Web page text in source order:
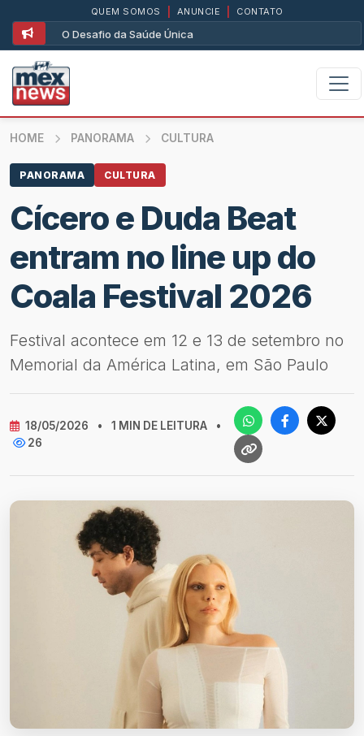
O Desafio da Saúde Única
QUEM SOMOS ANUNCIE CONTATO
HOME PANORAMA CULTURA
PANORAMA CULTURA
Cícero e Duda Beat
entram no line up do
Coala Festival 2026
Festival acontece em 12 e 13 de setembro no
Memorial da América Latina, em São Paulo
18/05/2026 • 1 MIN DE LEITURA
•
26